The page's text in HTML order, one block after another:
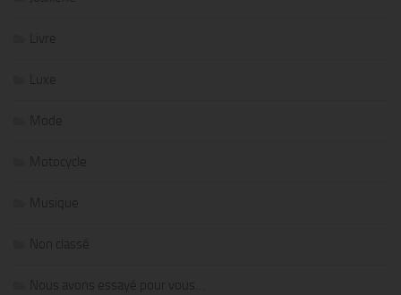
Livre
Luxe
Mode
Motocycle
Musique
Non classé
Nous avons essayé pour vous…